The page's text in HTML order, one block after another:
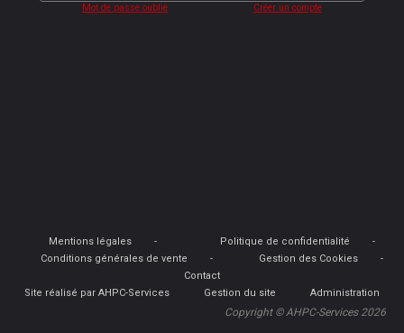
Mot de passe oublié Créer un compte
Mentions légales
Politique de confidentialité
Conditions générales de vente
Gestion des Cookies
Contact
Site réalisé par AHPC-Services
Gestion du site Administration
Copyright © AHPC-Services 2026